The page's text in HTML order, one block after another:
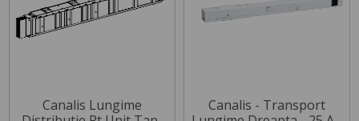
Canalis Lungime
Canalis - Transport